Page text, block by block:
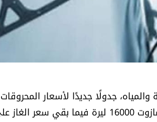
والمياه، جدولًا جديدًا لأسعار